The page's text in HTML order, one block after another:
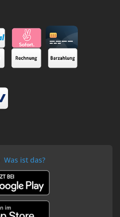
Was ist das?